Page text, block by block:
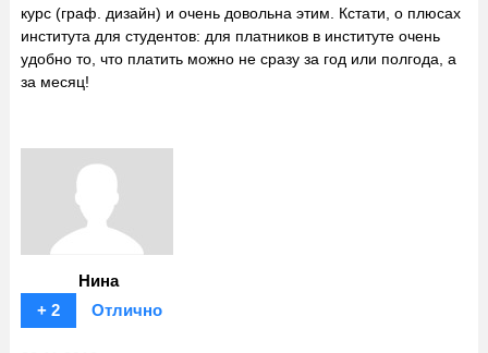
курс (граф. дизайн) и очень довольна этим. Кстати, о плюсах
института для студентов: для платников в институте очень
удобно то, что платить можно не сразу за год или полгода, а
за месяц!
Нина
+ 2
Отлично